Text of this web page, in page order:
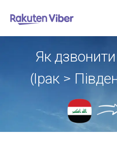
Як
(Ірак >